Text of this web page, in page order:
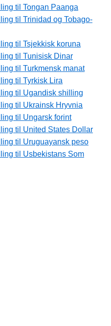
til Tongan Paanga
til Trinidad og Tobago-
til Tsjekkisk koruna
til Tunisisk Dinar
til Turkmensk manat
til Tyrkisk Lira
til Ugandisk shilling
til Ukrainsk Hryvnia
til Ungarsk forint
til United States Dollar
til Uruguayansk peso
til Usbekistans Som